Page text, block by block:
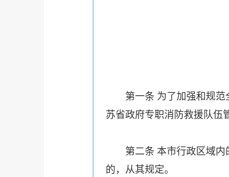
第一条 为了加强和规范
苏省政府专职消防救援队伍
第二条 本市行政区域内
的，从其规定。